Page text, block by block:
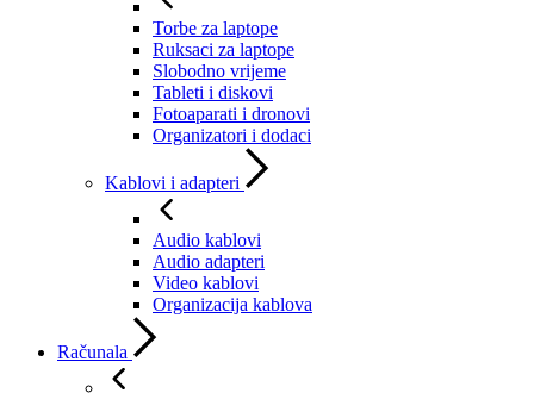
Torbe za laptope
Ruksaci za laptope
Slobodno vrijeme
Tableti i diskovi
Fotoaparati i dronovi
Organizatori i dodaci
Kablovi i adapteri
Audio kablovi
Audio adapteri
Video kablovi
Organizacija kablova
Računala